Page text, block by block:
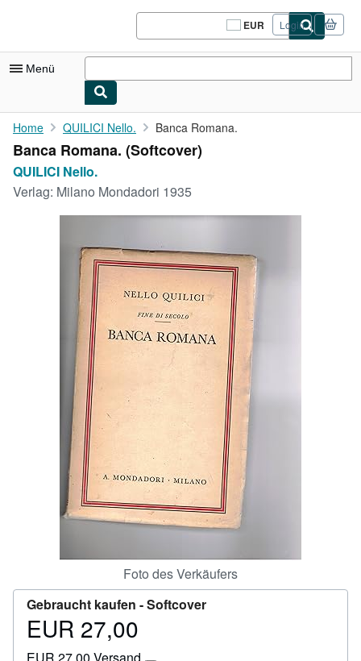
EUR
Seite
der
Login
Menü
Nutzerkonto
Meine Bestellungen
Logout
Antiquarische Bücher
Kunst & Sammlerstücke
Verkäufer werden
SCHLIESSEN
Home QUILICI Nello. Banca Romana.
Banca Romana. (Softcover)
QUILICI Nello.
Verlag: Milano Mondadori 1935
Foto des Verkäufers
Gebraucht kaufen -Softcover
Preis
EUR 27,00